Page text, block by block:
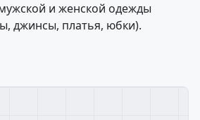
и женской одежды
джинсы, платья, юбки).